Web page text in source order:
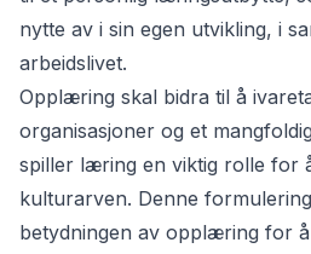
nytte av i sin egen utvikling, i
arbeidslivet.
Opplæring skal bidra til å
organisasjoner og et
spiller læring en viktig rolle for
kulturarven. Denne
betydningen av opplæring for